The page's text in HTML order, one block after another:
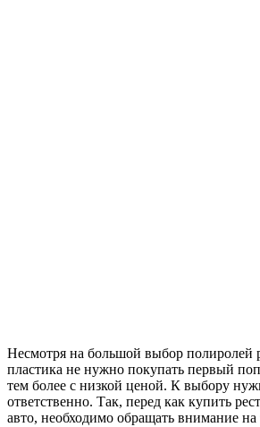
Несмотря на большой выбор полиролей
пластика не нужно покупать первый
тем более с низкой ценой. К выбору
ответственно. Так, перед как купить
авто, необходимо обращать внимание